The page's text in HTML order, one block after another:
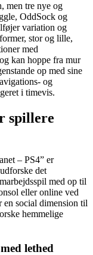
men tre nye og
OddSock og
variation og
stor og lille,
med
kan hoppe fra mur
op med sine
og
i timevis.
spillere
– PS4” er
det
med op til
eller online ved
social dimension til
hemmelige
lethed